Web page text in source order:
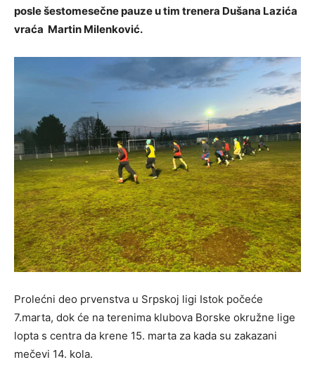
posle šestomesečne pauze u tim trenera Dušana Lazića
vraća Martin Milenković.
Prolećni deo prvenstva u Srpskoj ligi Istok počeće
7.marta, dok će na terenima klubova Borske okružne lige
lopta s centra da krene 15. marta za kada su zakazani
mečevi 14. kola.